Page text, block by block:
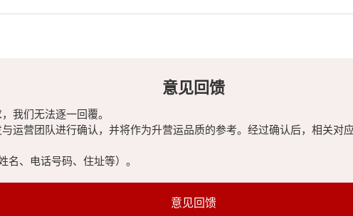
意见回馈
我们无法逐一回覆。
运营团队进行确认，并将作为升营运品质的参考。经过确认后，相关对
名、电话号码、住址等）。
意见回馈